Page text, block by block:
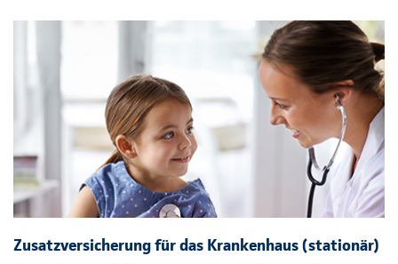
Zusatzversicherung für das Krankenhaus (stationär)